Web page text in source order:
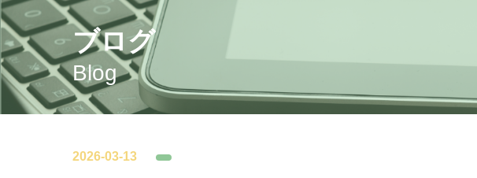
ブログ
Blog
2026-03-13